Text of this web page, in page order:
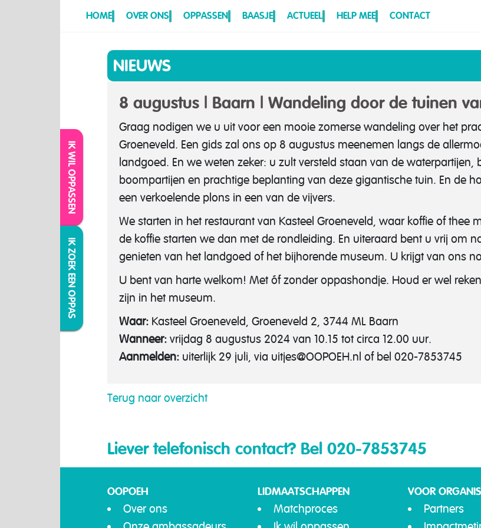
HOME OVER ONS OPPASSEN BAASJE ACTUEEL HELP MEE CONTACT
IK WIL OPPASSEN
IK ZOEK EEN OPPAS
NIEUWS
8 augustus | Baarn | Wandeling door de tuinen
Graag nodigen we u uit voor een mooie zomerse wandeling over het
Groeneveld. Een gids zal ons op 8 augustus meenemen langs de
landgoed. En we weten zeker: u zult versteld staan van de waterpartijen,
boompartijen en prachtige beplanting van deze gigantische tuin. En de
een verkoelende plons in een van de vijvers.
We starten in het restaurant van Kasteel Groeneveld, waar koffie of thee
de koffie starten we dan met de rondleiding. En uiteraard bent u vrij om
genieten van het landgoed of het bijhorende museum. U krijgt van ons
U bent van harte welkom! Met óf zonder oppashondje. Houd er wel
zijn in het museum.
Waar: Kasteel Groeneveld, Groeneveld 2, 3744 ML Baarn
Wanneer: vrijdag 8 augustus 2024 van 10.15 tot circa 12.00 uur.
Aanmelden: uiterlijk 29 juli, via uitjes@OOPOEH.nl of bel 020-7853745
Terug naar overzicht
Liever telefonisch contact? Bel 020-7853745
OOPOEH
Over ons
LIDMAATSCHAPPEN
Matchproces
VOOR
Partners